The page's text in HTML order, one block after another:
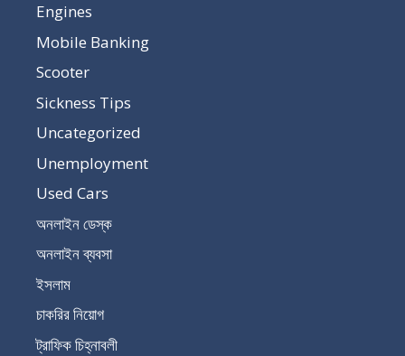
Engines
Mobile Banking
Scooter
Sickness Tips
Uncategorized
Unemployment
Used Cars
অনলাইন ডেস্ক
অনলাইন ব্যবসা
ইসলাম
চাকরির নিয়োগ
ট্রাফিক চিহ্নাবলী